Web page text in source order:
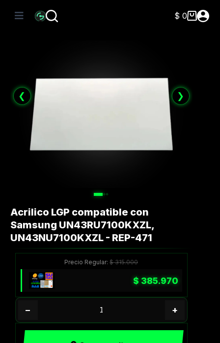
Carro
$ 0
❮ ❯
Acrilico LGP compatible con
Samsung UN43RU7100KXZL,
UN43NU7100KXZL - REP-471
Precio Regular:$315.000
$ 385.970
− +